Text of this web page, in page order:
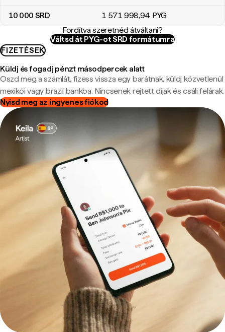
10 000 SRD 1 571 998,94 PYG
Fordítva szeretnéd átváltani?
Váltsd át PYG-ot SRD formátumra
FIZETÉSEK
Küldj és fogadj pénzt másodpercek alatt
Oszd meg a számlát, fizess vissza egy barátnak, küldj közvetlenül
mexikói vagy brazil bankba. Nincsenek rejtett díjak és csáli felárak.
Nyisd meg az ingyenes fiókod